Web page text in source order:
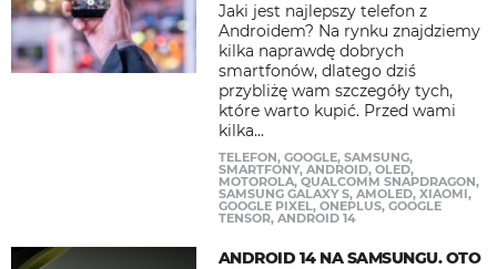
Jaki jest najlepszy telefon z
Androidem? Na rynku znajdziemy
kilka naprawdę dobrych
smartfonów, dlatego dziś
przybliżę wam szczegóły tych,
które warto kupić. Przed wami
kilka...
TELEFON, GOOGLE, SAMSUNG,
SMARTFONY, ANDROID, OLED,
MOTOROLA, QUALCOMM SNAPDRAGON,
SAMSUNG GALAXY S, AMOLED, XIAOMI,
GOOGLE PIXEL, ONEPLUS, GOOGLE
TENSOR, ANDROID 14
ANDROID 14 NA SAMSUNGU. OTO